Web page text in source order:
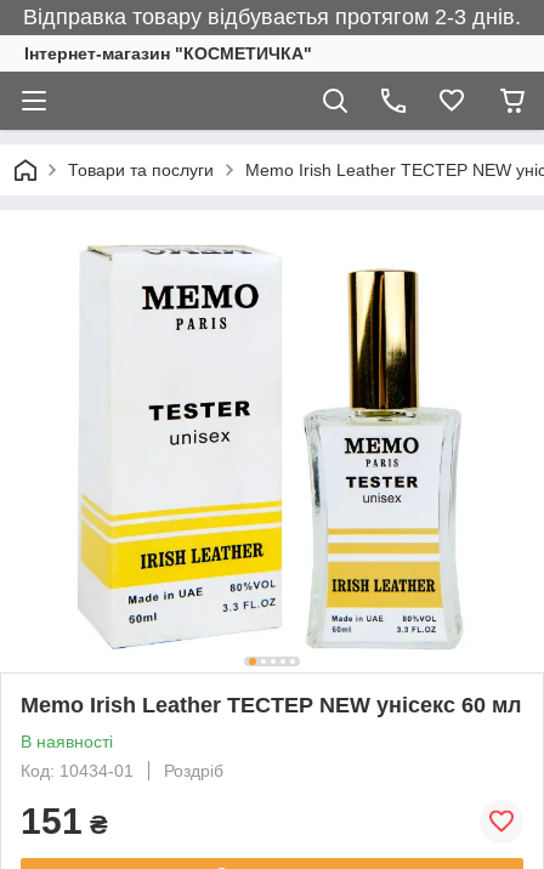
Відправка товару відбуваєтья протягом 2-3 днів.
Інтернет-магазин "КОСМЕТИЧКА"
Товари та послуги Memo Irish Leather ТЕСТЕР NEW
Memo Irish Leather ТЕСТЕР NEW унісекс 60 мл
В наявності
Код: 10434-01
Роздріб
151 ₴